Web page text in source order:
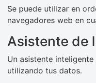
Se puede utilizar en
navegadores web en
Asistente de
Un asistente
utilizando tus datos.